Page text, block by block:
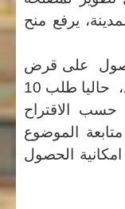
يرفع منح
على قرض
طويل الامد بقيمة 20 مليون شيكل، حاليا طلب 10
الاقتراح
الموضوع
الحصول